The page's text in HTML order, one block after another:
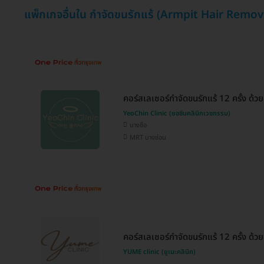
แพ็กเกจอื่นใน กำจัดขนรักแร้ (Armpit Hair
คอร์สเลเซอร์กำจัดขนรักแร้ 12 ครั้ง ด้
YeoChin Clinic (ยอชินคลินิกเวชกรรม)
บางซื่อ
MRT บางซ่อน
คอร์สเลเซอร์กำจัดขนรักแร้ 12 ครั้ง ด้
YUME clinic (ยูเมะคลินิก)